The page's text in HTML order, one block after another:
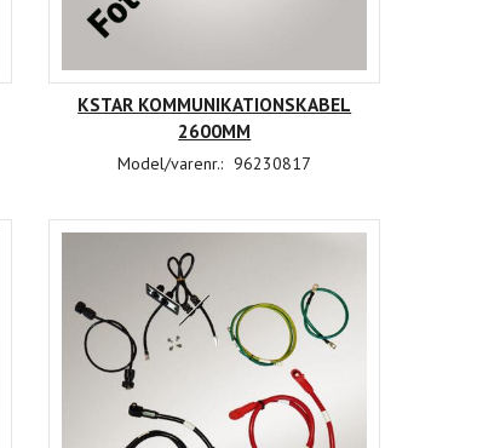
KSTAR KOMMUNIKATIONSKABEL
2600MM
Model/varenr.: 96230817